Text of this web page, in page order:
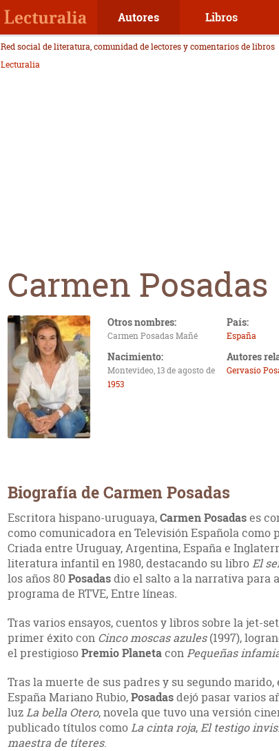
Autores Libros
Red social de literatura, comunidad de lectores y comentarios de libros
Lecturalia
Carmen Posadas
Otros nombres:
Carmen Posadas Mañé
País:
España
Nacimiento:
Montevideo, 13 de agosto de
1953
Autores
Gervasio
Biografía de Carmen Posadas
Escritora hispano-uruguaya,Carmen Posadases
como comunicadora en Televisión Española como
Criada entre Uruguay, Argentina, España e
literatura infantil en 1980, destacando su libroEl
los años 80Posadasdio el salto a la narrativa para
programa de RTVE, Entre líneas.
Tras varios ensayos, cuentos y libros sobre la jet-
primer éxito con Cinco moscas azules (1997),
el prestigiosoPremio PlanetaconPequeñas
Tras la muerte de sus padres y su segundo
España Mariano Rubio,Posadasdejó pasar varios
luzLa bella Otero, novela que tuvo una versión
publicado títulos comoLa cinta roja,El testigo
maestra de títeres.